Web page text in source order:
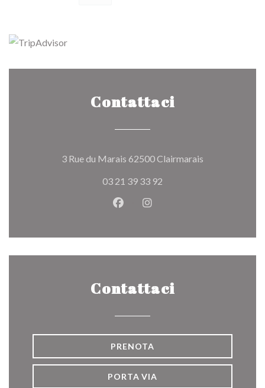
Contattaci
3 Rue du Marais 62500 Clairmarais
03 21 39 33 92
Facebook ((apre una nuova
Instagram ((apre una
Contattaci
PRENOTA
PORTA VIA